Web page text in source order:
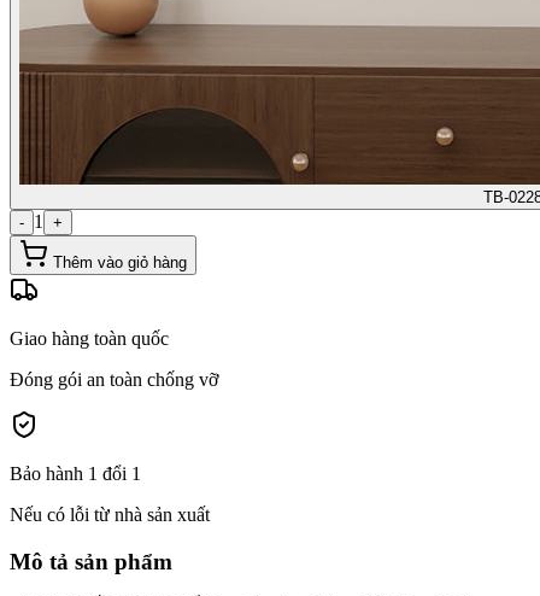
TB-
- 1 +
Thêm vào giỏ hàng
Giao hàng toàn quốc
Đóng gói an toàn chống vỡ
Bảo hành 1 đổi 1
Nếu có lỗi từ nhà sản xuất
Mô tả sản phẩm